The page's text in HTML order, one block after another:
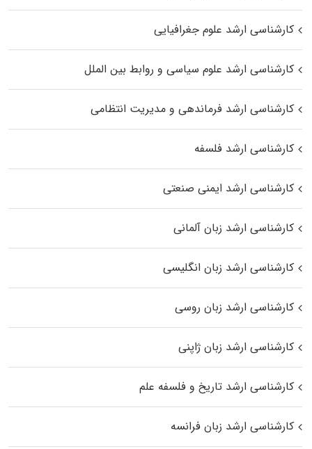
کارشناسی ارشد علوم جغرافیایی
کارشناسی ارشد علوم سیاسی و روابط بین الملل
کارشناسی ارشد فرماندهی و مدیریت انتظامی
کارشناسی ارشد فلسفه
کارشناسی ارشد ایمنی صنعتی
کارشناسی ارشد زبان آلمانی
کارشناسی ارشد زبان انگلیسی
کارشناسی ارشد زبان روسی
کارشناسی ارشد زبان ژاپنی
کارشناسی ارشد تاریخ و فلسفه علم
کارشناسی ارشد زبان فرانسه